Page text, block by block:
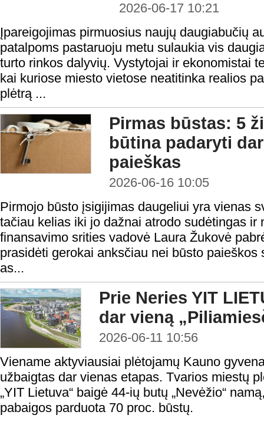
2026-06-17 10:21
Įpareigojimas pirmuosius naujų daugiabučių
patalpoms pastaruoju metu sulaukia vis
turto rinkos dalyvių. Vystytojai ir ekonomistai
kai kuriose miesto vietose neatitinka realios
plėtrą ...
Pirmas būstas: 5
būtina padaryti
paieškas
2026-06-16 10:05
Pirmojo būsto įsigijimas daugeliui yra vienas
tačiau kelias iki jo dažnai atrodo sudėtingas ir
finansavimo srities vadovė Laura Žukovė
prasidėti gerokai anksčiau nei būsto paieškos
as...
Prie Neries YIT
dar vieną
2026-06-11 10:56
Viename aktyviausiai plėtojamų Kauno
užbaigtas dar vienas etapas. Tvarios miestų
„YIT Lietuva“ baigė 44-ių butų „Nevėžio“
pabaigos parduota 70 proc. būstų.